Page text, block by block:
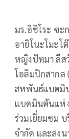
มร.อิชิโระ ซะ
อายิโนะโมะโ
หญิงปัทมา ลีส
โอลิมปิกสากล
สหพันธ์แบดมิ
แบดมินตันแห่
ร่วมเยี่ยมชม
จำกัด และลง